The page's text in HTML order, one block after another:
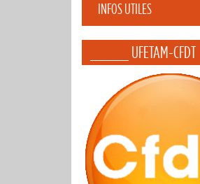
INFOS UTILES
_____ UFETAM-CFDT